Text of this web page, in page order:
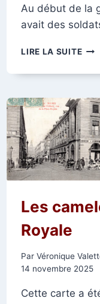
Au début de la
avait des
LIRE LA SUITELES
LE
DE
Les
Royale
Par Véronique
14 novembre 2025
Cette carte a